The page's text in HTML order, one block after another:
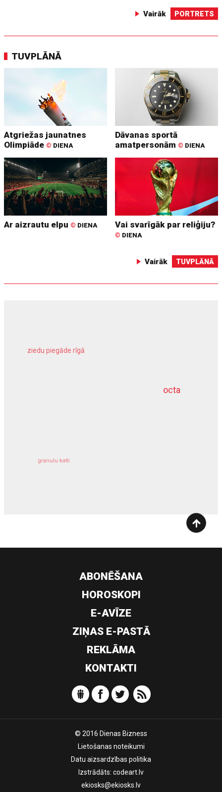
Vairāk PORTRETS
TUVPLĀNĀ
Atgriežas jaunatnes
Olimpiāde © DIENA
Dāvanas sportā
amatpersonām © DIENA
Ar aizrautu elpu © DIENA Vai svarīgāk par reliģiju?
© DIENA
Vairāk TUVPLĀNĀ
octa
ziedu piegāde rīgā
granulu katli
dziļurbums
ABONĒŠANA
HOROSKOPI
E-AVĪZE
ZIŅAS E-PASTĀ
REKLĀMA
KONTAKTI
© 2016 Dienas Bizness
Lietošanas noteikumi
Datu aizsardzības politika
Izstrādāts: codeart.lv
ekiosks@ekiosks.lv